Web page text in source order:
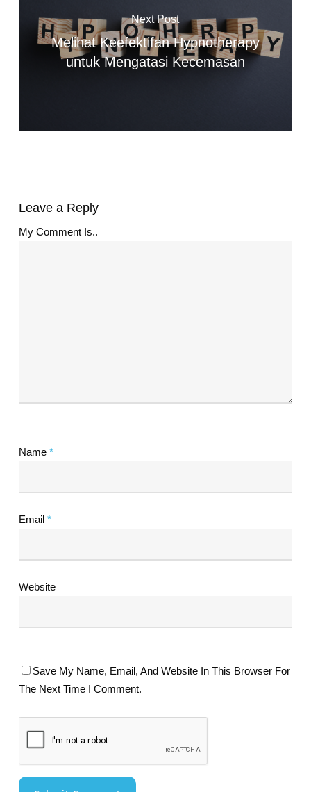
Next Post
Melihat Keefektifan Hypnotherapy
untuk Mengatasi Kecemasan
Leave a Reply
My Comment Is..
Name *
Email *
Website
Save My Name, Email, And Website In This Browser For
The Next Time I Comment.